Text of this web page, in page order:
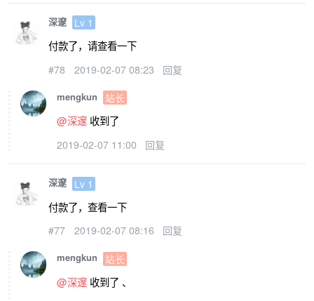
深邃 Lv 1
付款了，请查看一下
#78 2019-02-07 08:23 回复
mengkun 站长
@深邃 收到了
2019-02-07 11:00 回复
深邃 Lv 1
付款了，查看一下
#77 2019-02-07 08:16 回复
mengkun 站长
@深邃 收到了 、